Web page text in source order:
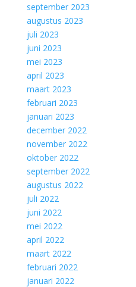
september 2023
augustus 2023
juli 2023
juni 2023
mei 2023
april 2023
maart 2023
februari 2023
januari 2023
december 2022
november 2022
oktober 2022
september 2022
augustus 2022
juli 2022
juni 2022
mei 2022
april 2022
maart 2022
februari 2022
januari 2022